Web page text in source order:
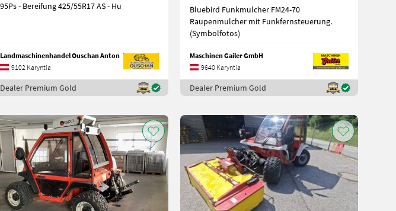
95Ps - Bereifung 425/55R17 AS - Hu
Landmaschinenhandel Ouschan Anton
9102 Karyntia
Dealer Premium Gold
Bluebird Funkmulcher FM24-70
Raupenmulcher mit Funkfernsteuerung.
(Symbolfotos)
Maschinen Gailer GmbH
9640 Karyntia
Dealer Premium Gold